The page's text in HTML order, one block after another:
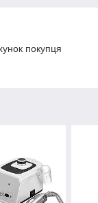
покупця